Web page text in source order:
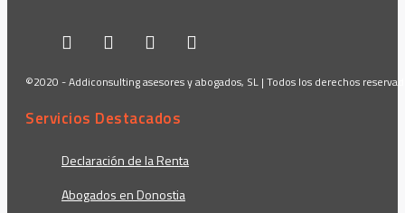
©2020 - Addiconsulting asesores y abogados, SL | Todos los derechos
Servicios Destacados
Declaración de la Renta
Abogados en Donostia